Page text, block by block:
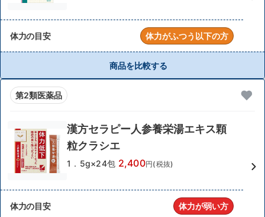
体力の目安 体力がふつう以下の方
商品を比較する
第2類医薬品
漢方セラピー人参養栄湯エキス顆
粒クラシエ
1．5g×24包 2,400円(税抜)
体力の目安 体力が弱い方